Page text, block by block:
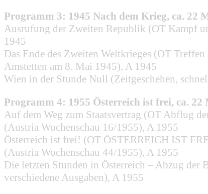
Programm 3: 1945 Nach dem Krieg, ca. 22
Ausrufung der Zweiten Republik (OT Kampf
1945
Das Ende des Zweiten Weltkrieges (OT
Amstetten am 8. Mai 1945), A 1945
Wien in der Stunde Null (Zeitgeschehen,
Programm 4: 1955 Österreich ist frei, ca. 22
Auf dem Weg zum Staatsvertrag (OT Abflug
(Austria Wochenschau 16/1955), A 1955
Österreich ist frei! (OT ÖSTERREICH IST
(Austria Wochenschau 44/1955), A 1955
Die letzten Stunden in Österreich – Abzug der
verschiedene Ausgaben), A 1955